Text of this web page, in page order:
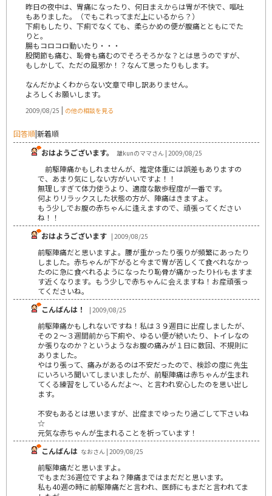
昨日の夜中は、胃痛になったり、何日まえからは胃が不快で、嘔吐
もありました。（でもこれってまだ上にいるから？）
下痢もしたり、下痢でなくても、柔らかめの便が腹痛とともにでた
りと。
腸もコロコロ動いたり・・・
股関節も痛む、恥骨も痛むのでそろそろかな？とは思うのですが、
もしかして、ただの風邪か！？なんて思ったりもします。
なんだかよくわからない文章で申し訳ありません。
よろしくお願いします。
2009/08/25 | の他の相談を見る
回答順|新着順
おはようございます。
雄kunのママさん | 2009/08/25
前駆陣痛かもしれませんが、推定体重には誤差もありますの
で、あまり気にしない方がいいですよ！！
無理しすぎて体力使うより、適度な散歩程度が一番です。
何よりリラックスした状態の方が、陣痛はきますよ。
もう少しでお腹の赤ちゃんに逢えますので、頑張ってください
ね！！
おはようございます | 2009/08/25
前駆陣痛だと思いますよ。腰が重かったり張りが頻繁にあったり
しました。赤ちゃんが下がると今まで胃が苦しくて食べれなかっ
たのに急に食べれるようになったり恥骨が痛かったりﾄｲﾚもますま
す近くなります。もう少しで赤ちゃんに会えますね！お産頑張っ
てくださいね。
こんばんは！
| 2009/08/25
前駆陣痛かもしれないですね！私は３９週目に出産しましたが、
その２～３週間前から下痢や、ゆるい便が続いたり、トイレなの
か張りなのか？というようなお腹の痛みが１日に数回、不規則に
ありました。
やはり張って、痛みがあるのは不安だったので、検診の度に先生
にいろいろ聞いてしまいましたが、前駆陣痛は赤ちゃんが生まれ
てくる練習をしているんだよ～、と言われ安心したのを思い出し
ます。
不安もあるとは思いますが、出産までゆったり過ごして下さいね
☆
元気な赤ちゃんが生まれることを祈っています！
こんばんは なおさん | 2009/08/25
前駆陣痛だと思いますよ。
でもまだ36週位ですよね？陣痛まではまだだと思います。
私も40週の時に前駆陣痛だと言われ、医師にもまだと言われてま